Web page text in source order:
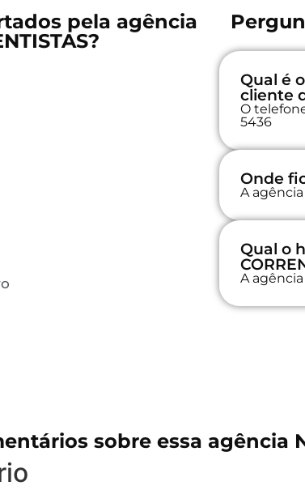
pela agência
Qual é
cliente
O
5436
Onde
A agência
Qual o
A
sobre essa agência